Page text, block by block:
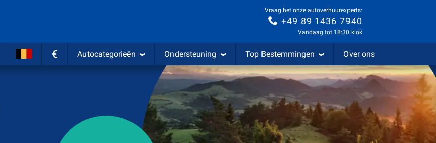
Vraag het onze autoverhuurexperts:
+49 89 1436 7940
Vandaag tot 18:30 klok
€ Autocategorieën Ondersteuning Top Bestemmingen Over ons